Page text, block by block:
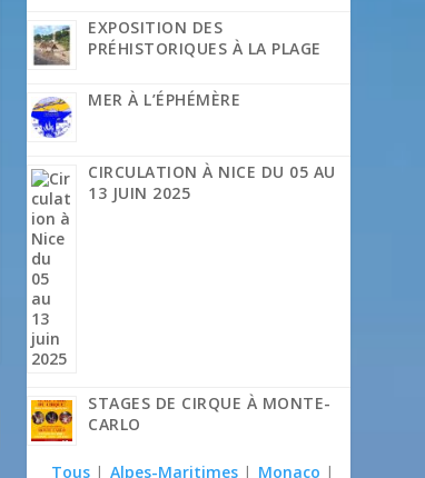
EXPOSITION DES
PRÉHISTORIQUES À LA PLAGE
MER À L’ÉPHÉMÈRE
CIRCULATION À NICE DU 05 AU
13 JUIN 2025
STAGES DE CIRQUE À MONTE-
CARLO
Tous | Alpes-Maritimes | Monaco |